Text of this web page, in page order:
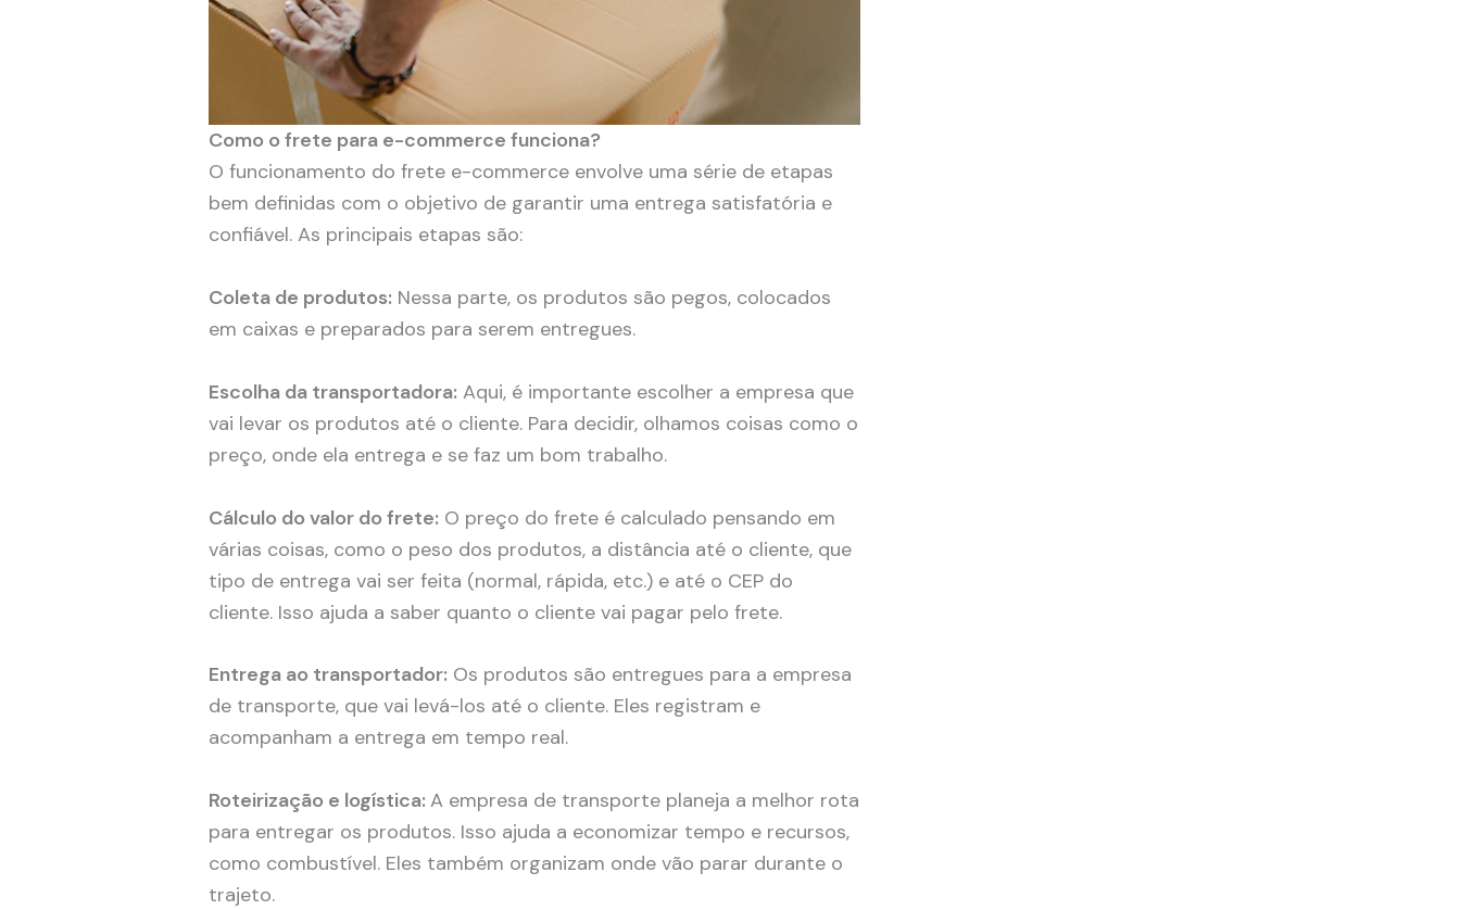
Como o frete para e-commerce funciona?
O funcionamento do frete e-commerce envolve uma série de etapas
bem definidas com o objetivo de garantir uma entrega satisfatória e
confiável. As principais etapas são:
Coleta de produtos: Nessa parte, os produtos são pegos, colocados
em caixas e preparados para serem entregues.
Escolha da transportadora: Aqui, é importante escolher a empresa que
vai levar os produtos até o cliente. Para decidir, olhamos coisas como o
preço, onde ela entrega e se faz um bom trabalho.
Cálculo do valor do frete: O preço do frete é calculado pensando em
várias coisas, como o peso dos produtos, a distância até o cliente, que
tipo de entrega vai ser feita (normal, rápida, etc.) e até o CEP do
cliente. Isso ajuda a saber quanto o cliente vai pagar pelo frete.
Entrega ao transportador: Os produtos são entregues para a empresa
de transporte, que vai levá-los até o cliente. Eles registram e
acompanham a entrega em tempo real.
Roteirização e logística:A empresa de transporte planeja a melhor rota
para entregar os produtos. Isso ajuda a economizar tempo e recursos,
como combustível. Eles também organizam onde vão parar durante o
trajeto.